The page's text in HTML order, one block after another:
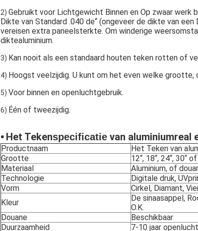
2) Gebruikt voor Lichtgewicht Binnen en Op zwaar werk
Dikte van Standard .040 de“ (ongeveer de dikte van
vereisen extra paneelsterkte. Om winderige
diktealuminium.
3) Kan nooit als een standaard houten teken rotten of
4) Hoogst veelzijdig. U kunt om het even welke grootte,
5) Voor binnen en openluchtgebruik.
6) Één of tweezijdig.
• Het Tekenspecificatie van aluminiumreal
Productnaam
Het Teken van
Grootte
12“, 18“, 24“, 30“
Materiaal
Aluminium, of
Technologie
Digitale druk,
Vorm
Cirkel, Diamant,
Kleur
De sinaasappel,
O.K.
Douane
Beschikbaar
Duurzaamheid
7-10 jaar openlucht